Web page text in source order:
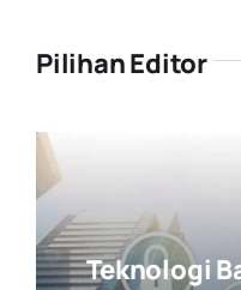
Pilihan Editor
Teknologi